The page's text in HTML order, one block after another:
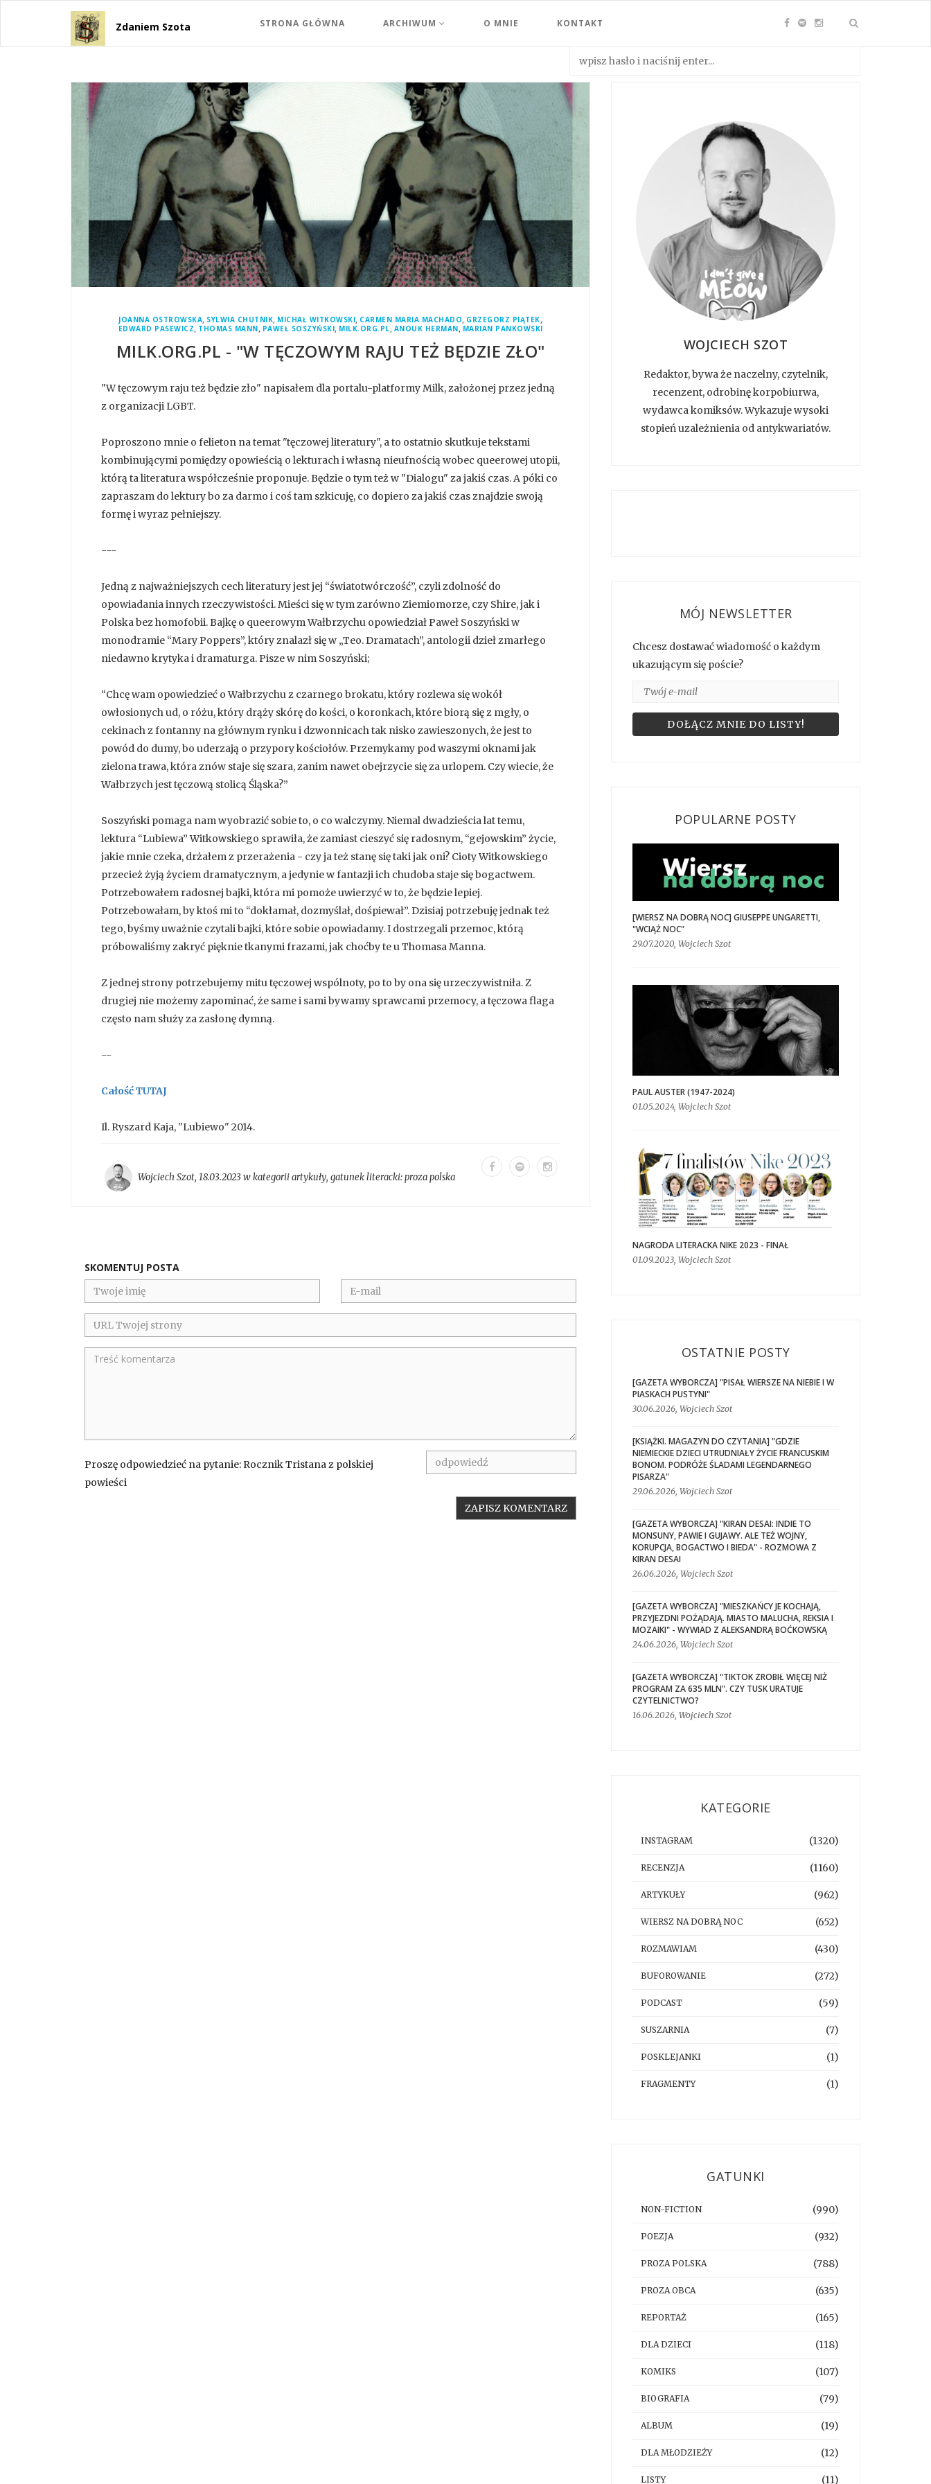
Zdaniem Szota STRONA GŁÓWNA ARCHIWUM O MNIE KONTAKT
JOANNA OSTROWSKA, SYLWIA CHUTNIK, MICHAŁ WITKOWSKI, CARMEN MARIA MACHADO, GRZEGORZ PIĄTEK,
EDWARD PASEWICZ, THOMAS MANN, PAWEŁ SOSZYŃSKI, MILK.ORG.PL, ANOUK HERMAN, MARIAN PANKOWSKI
MILK.ORG.PL - "W TĘCZOWYM RAJU TEŻ BĘDZIE ZŁO"
"W tęczowym raju też będzie zło" napisałem dla portalu-platformy Milk, założonej przez jedną
z organizacji LGBT.
Poproszono mnie o felieton na temat "tęczowej literatury", a to ostatnio skutkuje tekstami
kombinującymi pomiędzy opowieścią o lekturach i własną nieufnością wobec queerowej utopii,
którą ta literatura współcześnie proponuje. Będzie o tym też w "Dialogu" za jakiś czas. A póki co
zapraszam do lektury bo za darmo i coś tam szkicuję, co dopiero za jakiś czas znajdzie swoją
formę i wyraz pełniejszy.
---
Jedną z najważniejszych cech literatury jest jej “światotwórczość”, czyli zdolność do
opowiadania innych rzeczywistości. Mieści się w tym zarówno Ziemiomorze, czy Shire, jak i
Polska bez homofobii. Bajkę o queerowym Wałbrzychu opowiedział Paweł Soszyński w
monodramie “Mary Poppers”, który znalazł się w „Teo. Dramatach”, antologii dzieł zmarłego
niedawno krytyka i dramaturga. Pisze w nim Soszyński;
“Chcę wam opowiedzieć o Wałbrzychu z czarnego brokatu, który rozlewa się wokół
owłosionych ud, o różu, który drąży skórę do kości, o koronkach, które biorą się z mgły, o
cekinach z fontanny na głównym rynku i dzwonnicach tak nisko zawieszonych, że jest to
powód do dumy, bo uderzają o przypory kościołów. Przemykamy pod waszymi oknami jak
zielona trawa, która znów staje się szara, zanim nawet obejrzycie się za urlopem. Czy wiecie, że
Wałbrzych jest tęczową stolicą Śląska?”
Soszyński pomaga nam wyobrazić sobie to, o co walczymy. Niemal dwadzieścia lat temu,
lektura “Lubiewa” Witkowskiego sprawiła, że zamiast cieszyć się radosnym, “gejowskim” życie,
jakie mnie czeka, drżałem z przerażenia - czy ja też stanę się taki jak oni? Cioty Witkowskiego
przecież żyją życiem dramatycznym, a jedynie w fantazji ich chudoba staje się bogactwem.
Potrzebowałem radosnej bajki, która mi pomoże uwierzyć w to, że będzie lepiej.
Potrzebowałam, by ktoś mi to “dokłamał, dozmyślał, dośpiewał”. Dzisiaj potrzebuję jednak też
tego, byśmy uważnie czytali bajki, które sobie opowiadamy. I dostrzegali przemoc, którą
próbowaliśmy zakryć pięknie tkanymi frazami, jak choćby te u Thomasa Manna.
Z jednej strony potrzebujemy mitu tęczowej wspólnoty, po to by ona się urzeczywistniła. Z
drugiej nie możemy zapominać, że same i sami bywamy sprawcami przemocy, a tęczowa flaga
często nam służy za zasłonę dymną.
--
Całość TUTAJ
Il. Ryszard Kaja, "Lubiewo" 2014.
Wojciech Szot, 18.03.2023 w kategoriiartykuły, gatunek literacki:proza polska
SKOMENTUJ POSTA
Proszę odpowiedzieć na pytanie: Rocznik Tristana z polskiej
powieści
WOJCIECH SZOT
Redaktor, bywa że naczelny, czytelnik,
recenzent, odrobinę korpobiurwa,
wydawca komiksów. Wykazuje wysoki
stopień uzależnienia od antykwariatów.
MÓJ NEWSLETTER
Chcesz dostawać wiadomość o każdym
ukazującym się poście?
POPULARNE POSTY
[WIERSZ NA DOBRĄ NOC] GIUSEPPE UNGARETTI,
"WCIĄŻ NOC"
29.07.2020, Wojciech Szot
PAUL AUSTER (1947-2024)
01.05.2024, Wojciech Szot
NAGRODA LITERACKA NIKE 2023 - FINAŁ
01.09.2023, Wojciech Szot
OSTATNIE POSTY
[GAZETA WYBORCZA] "PISAŁ WIERSZE NA NIEBIE I W
PIASKACH PUSTYNI"
30.06.2026, Wojciech Szot
[KSIĄŻKI. MAGAZYN DO CZYTANIA] "GDZIE
NIEMIECKIE DZIECI UTRUDNIAŁY ŻYCIE FRANCUSKIM
BONOM. PODRÓŻE ŚLADAMI LEGENDARNEGO
PISARZA"
29.06.2026, Wojciech Szot
[GAZETA WYBORCZA] "KIRAN DESAI: INDIE TO
MONSUNY, PAWIE I GUJAWY. ALE TEŻ WOJNY,
KORUPCJA, BOGACTWO I BIEDA" - ROZMOWA Z
KIRAN DESAI
26.06.2026, Wojciech Szot
[GAZETA WYBORCZA] "MIESZKAŃCY JE KOCHAJĄ,
PRZYJEZDNI POŻĄDAJĄ. MIASTO MALUCHA, REKSIA I
MOZAIKI" - WYWIAD Z ALEKSANDRĄ BOĆKOWSKĄ
24.06.2026, Wojciech Szot
[GAZETA WYBORCZA] "TIKTOK ZROBIŁ WIĘCEJ NIŻ
PROGRAM ZA 635 MLN". CZY TUSK URATUJE
CZYTELNICTWO?
16.06.2026, Wojciech Szot
KATEGORIE
INSTAGRAM (1320)
RECENZJA (1160)
ARTYKUŁY (962)
WIERSZ NA DOBRĄ NOC (652)
ROZMAWIAM (430)
BUFOROWANIE (272)
PODCAST (59)
SUSZARNIA (7)
POSKLEJANKI (1)
FRAGMENTY (1)
GATUNKI
NON-FICTION (990)
POEZJA (932)
PROZA POLSKA (788)
PROZA OBCA (635)
REPORTAŻ (165)
DLA DZIECI (118)
KOMIKS (107)
BIOGRAFIA (79)
ALBUM (19)
DLA MŁODZIEŻY (12)
LISTY (11)